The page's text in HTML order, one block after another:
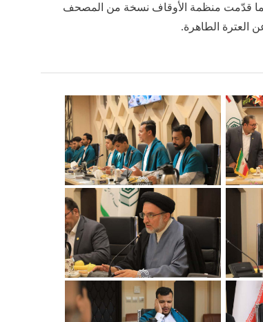
فيما قدّمت منظمة الأوقاف نسخة من المصحف
العترة الطاهرة.